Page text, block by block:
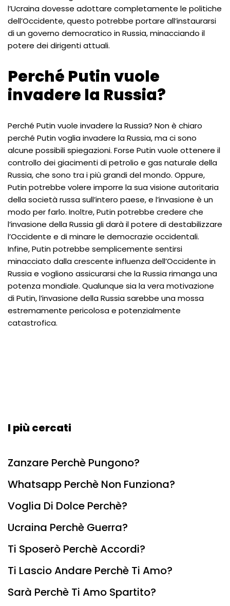
l’Ucraina dovesse adottare completamente le politiche
dell’Occidente, questo potrebbe portare all’instaurarsi
di un governo democratico in Russia, minacciando il
potere dei dirigenti attuali.
Perché Putin vuole
invadere la Russia?
Perché Putin vuole invadere la Russia? Non è chiaro
perché Putin voglia invadere la Russia, ma ci sono
alcune possibili spiegazioni. Forse Putin vuole ottenere il
controllo dei giacimenti di petrolio e gas naturale della
Russia, che sono tra i più grandi del mondo. Oppure,
Putin potrebbe volere imporre la sua visione autoritaria
della società russa sull’intero paese, e l’invasione è un
modo per farlo. Inoltre, Putin potrebbe credere che
l’invasione della Russia gli darà il potere di destabilizzare
l’Occidente e di minare le democrazie occidentali.
Infine, Putin potrebbe semplicemente sentirsi
minacciato dalla crescente influenza dell’Occidente in
Russia e vogliono assicurarsi che la Russia rimanga una
potenza mondiale. Qualunque sia la vera motivazione
di Putin, l’invasione della Russia sarebbe una mossa
estremamente pericolosa e potenzialmente
catastrofica.
I più cercati
Zanzare Perchè Pungono?
Whatsapp Perchè Non Funziona?
Voglia Di Dolce Perchè?
Ucraina Perchè Guerra?
Ti Sposerò Perchè Accordi?
Ti Lascio Andare Perchè Ti Amo?
Sarà Perchè Ti Amo Spartito?